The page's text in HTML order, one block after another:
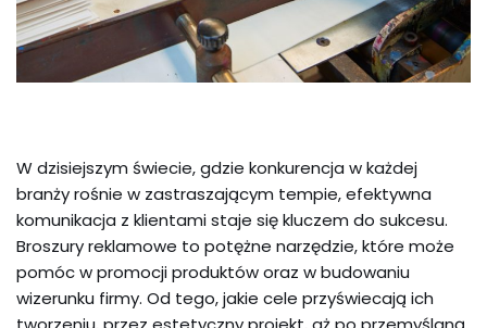
W dzisiejszym świecie, gdzie konkurencja w każdej
branży rośnie w zastraszającym tempie, efektywna
komunikacja z klientami staje się kluczem do sukcesu.
Broszury reklamowe to potężne narzędzie, które może
pomóc w promocji produktów oraz w budowaniu
wizerunku firmy. Od tego, jakie cele przyświecają ich